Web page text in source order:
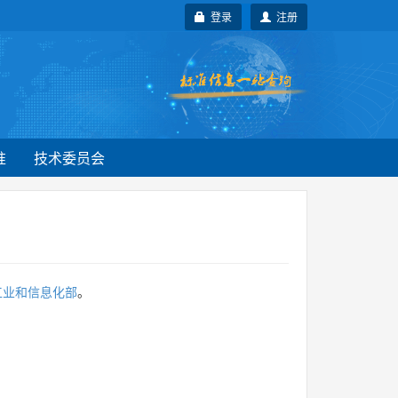
注册
登录
技术委员会
业和信息化部。